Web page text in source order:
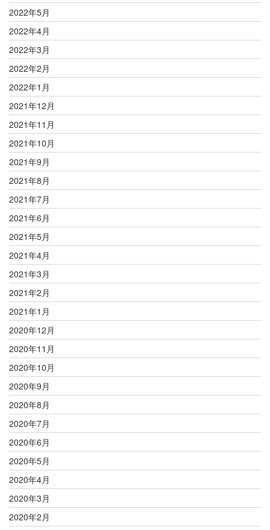
2022年5月
2022年4月
2022年3月
2022年2月
2022年1月
2021年12月
2021年11月
2021年10月
2021年9月
2021年8月
2021年7月
2021年6月
2021年5月
2021年4月
2021年3月
2021年2月
2021年1月
2020年12月
2020年11月
2020年10月
2020年9月
2020年8月
2020年7月
2020年6月
2020年5月
2020年4月
2020年3月
2020年2月